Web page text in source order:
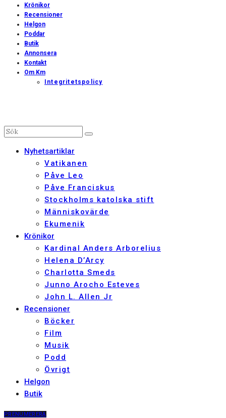
Krönikor
Recensioner
Helgon
Poddar
Butik
Annonsera
Kontakt
Om Km
Integritetspolicy
Nyhetsartiklar
Vatikanen
Påve Leo
Påve Franciskus
Stockholms katolska stift
Människovärde
Ekumenik
Krönikor
Kardinal Anders Arborelius
Helena D’Arcy
Charlotta Smeds
Junno Arocho Esteves
John L. Allen Jr
Recensioner
Böcker
Film
Musik
Podd
Övrigt
Helgon
Butik
PRENUMERERA